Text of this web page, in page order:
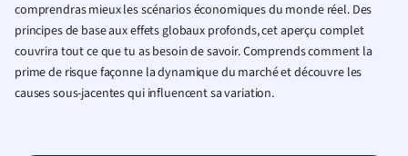
comprendras mieux les scénarios économiques du monde réel. Des
principes de base aux effets globaux profonds, cet aperçu complet
couvrira tout ce que tu as besoin de savoir. Comprends comment la
prime de risque façonne la dynamique du marché et découvre les
causes sous-jacentes qui influencent sa variation.